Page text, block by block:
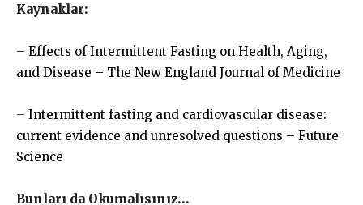
Kaynaklar:
– Effects of Intermittent Fasting on Health, Aging,
and Disease – The New England Journal of Medicine
– Intermittent fasting and cardiovascular disease:
current evidence and unresolved questions – Future
Science
Bunları da Okumalısınız…